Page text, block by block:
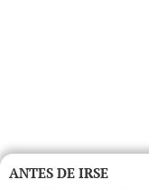
ANTES DE IRSE